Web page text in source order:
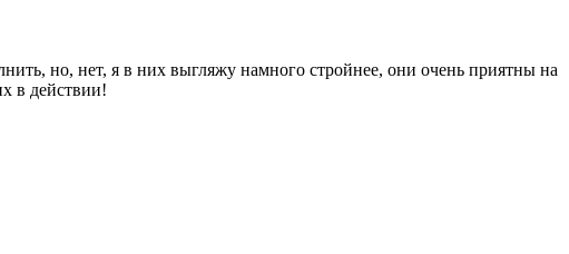
но, нет, я в них выгляжу намного стройнее, они очень приятны на
в действии!